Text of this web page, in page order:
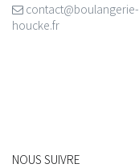
contact@boulangerie-
houcke.fr
NOUS SUIVRE